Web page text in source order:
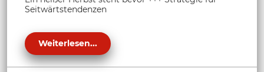
Seitwärtstendenzen
Weiterlesen...